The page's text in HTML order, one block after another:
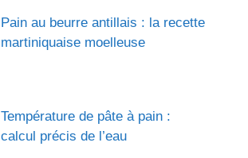
Pain au beurre antillais : la recette
martiniquaise moelleuse
Température de pâte à pain :
calcul précis de l’eau